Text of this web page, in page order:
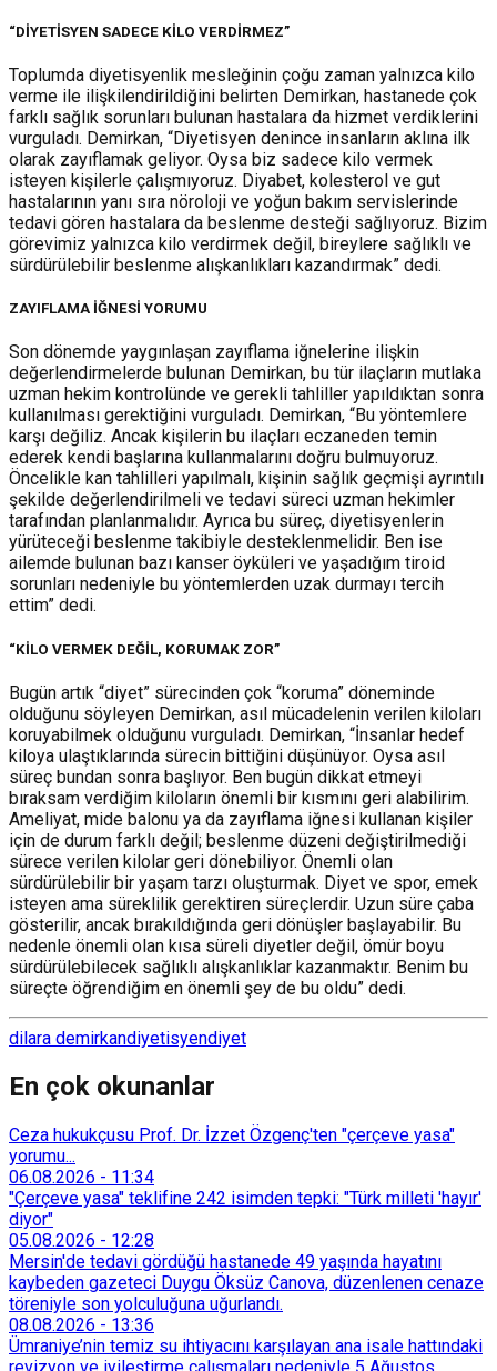
“DİYETİSYEN SADECE KİLO VERDİRMEZ”
Toplumda diyetisyenlik mesleğinin çoğu zaman yalnızca kilo
verme ile ilişkilendirildiğini belirten Demirkan, hastanede çok
farklı sağlık sorunları bulunan hastalara da hizmet verdiklerini
vurguladı. Demirkan, “Diyetisyen denince insanların aklına ilk
olarak zayıflamak geliyor. Oysa biz sadece kilo vermek
isteyen kişilerle çalışmıyoruz. Diyabet, kolesterol ve gut
hastalarının yanı sıra nöroloji ve yoğun bakım servislerinde
tedavi gören hastalara da beslenme desteği sağlıyoruz. Bizim
görevimiz yalnızca kilo verdirmek değil, bireylere sağlıklı ve
sürdürülebilir beslenme alışkanlıkları kazandırmak” dedi.
ZAYIFLAMA İĞNESİ YORUMU
Son dönemde yaygınlaşan zayıflama iğnelerine ilişkin
değerlendirmelerde bulunan Demirkan, bu tür ilaçların mutlaka
uzman hekim kontrolünde ve gerekli tahliller yapıldıktan sonra
kullanılması gerektiğini vurguladı. Demirkan, “Bu yöntemlere
karşı değiliz. Ancak kişilerin bu ilaçları eczaneden temin
ederek kendi başlarına kullanmalarını doğru bulmuyoruz.
Öncelikle kan tahlilleri yapılmalı, kişinin sağlık geçmişi ayrıntılı
şekilde değerlendirilmeli ve tedavi süreci uzman hekimler
tarafından planlanmalıdır. Ayrıca bu süreç, diyetisyenlerin
yürüteceği beslenme takibiyle desteklenmelidir. Ben ise
ailemde bulunan bazı kanser öyküleri ve yaşadığım tiroid
sorunları nedeniyle bu yöntemlerden uzak durmayı tercih
ettim” dedi.
“KİLO VERMEK DEĞİL, KORUMAK ZOR”
Bugün artık “diyet” sürecinden çok “koruma” döneminde
olduğunu söyleyen Demirkan, asıl mücadelenin verilen kiloları
koruyabilmek olduğunu vurguladı. Demirkan, “İnsanlar hedef
kiloya ulaştıklarında sürecin bittiğini düşünüyor. Oysa asıl
süreç bundan sonra başlıyor. Ben bugün dikkat etmeyi
bıraksam verdiğim kiloların önemli bir kısmını geri alabilirim.
Ameliyat, mide balonu ya da zayıflama iğnesi kullanan kişiler
için de durum farklı değil; beslenme düzeni değiştirilmediği
sürece verilen kilolar geri dönebiliyor. Önemli olan
sürdürülebilir bir yaşam tarzı oluşturmak. Diyet ve spor, emek
isteyen ama süreklilik gerektiren süreçlerdir. Uzun süre çaba
gösterilir, ancak bırakıldığında geri dönüşler başlayabilir. Bu
nedenle önemli olan kısa süreli diyetler değil, ömür boyu
sürdürülebilecek sağlıklı alışkanlıklar kazanmaktır. Benim bu
süreçte öğrendiğim en önemli şey de bu oldu” dedi.
dilara demirkandiyetisyendiyet
En çok okunanlar
Ceza hukukçusu Prof. Dr. İzzet Özgenç'ten "çerçeve yasa"
yorumu...
06.08.2026 - 11:34
"Çerçeve yasa" teklifine 242 isimden tepki: "Türk milleti 'hayır'
diyor"
05.08.2026 - 12:28
Mersin'de tedavi gördüğü hastanede 49 yaşında hayatını
kaybeden gazeteci Duygu Öksüz Canova, düzenlenen cenaze
töreniyle son yolculuğuna uğurlandı.
08.08.2026 - 13:36
Ümraniye’nin temiz su ihtiyacını karşılayan ana isale hattındaki
revizyon ve iyileştirme çalışmaları nedeniyle 5 Ağustos